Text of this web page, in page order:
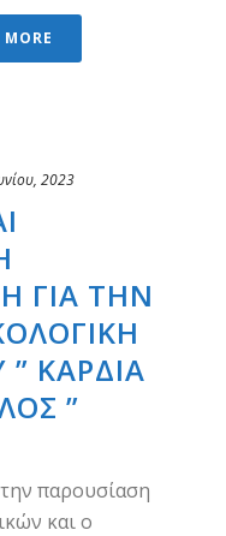
MORE
2023
ΓΙΑ ΤΗΝ
ΚΑΡΔΙΆ
”
παρουσίαση
και ο